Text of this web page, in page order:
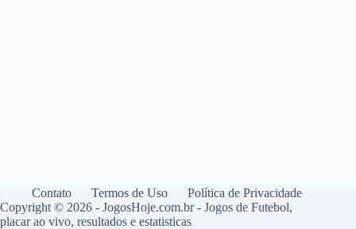
Contato Termos de Uso
Política de Privacidade
Copyright © 2026 - JogosHoje.com.br - Jogos de Futebol,
placar ao vivo, resultados e estatisticas